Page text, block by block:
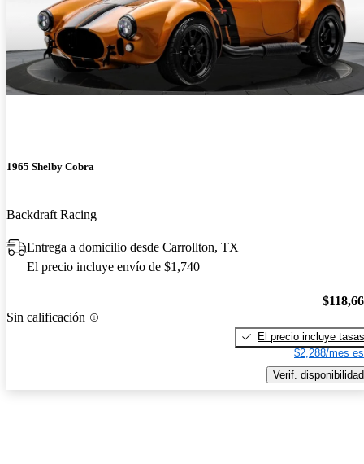
1965 Shelby Cobra
Backdraft Racing
Entrega a domicilio desde Carrollton, TX
El precio incluye envío de $1,740
Sin calificación
El precio incluye tasas
$2,288/mes
Verif. disponibilidad